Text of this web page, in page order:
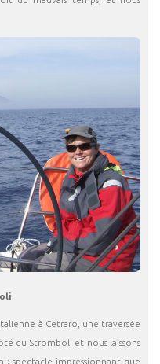
à Cetraro, une traversée
du Stromboli et nous laissons
spectacle impressionnant que